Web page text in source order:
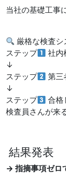
当社の基礎工事
厳格な検査シ
ステップ
社内
↓
ステップ
第三
↓
ステップ
合格
検査員さんが来
結果発表
→ 指摘事項ゼロ